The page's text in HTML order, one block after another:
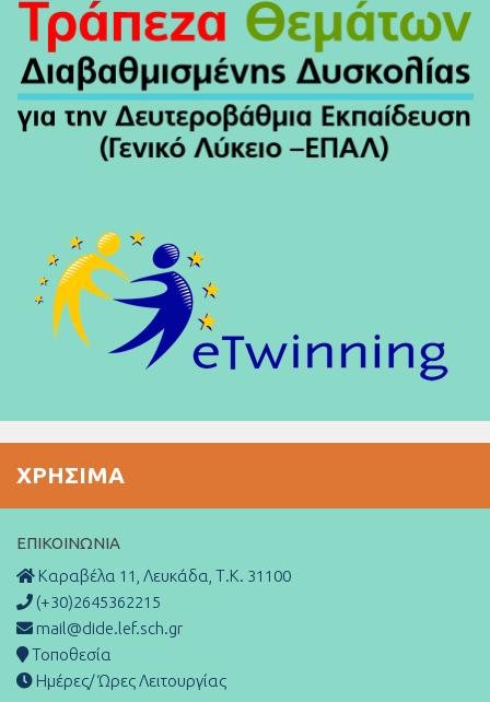
ΧΡΉΣΙΜΑ
ΕΠΙΚΟΙΝΩΝΊΑ
Καραβέλα 11, Λευκάδα, Τ.Κ. 31100
(+30)2645362215
mail@dide.lef.sch.gr
Τοποθεσία
Ημέρες/ Ώρες Λειτουργίας